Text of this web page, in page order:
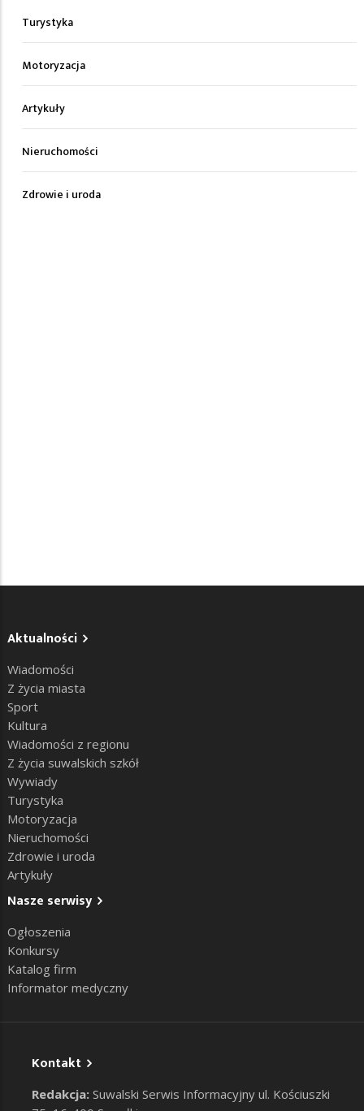
Turystyka
Motoryzacja
Artykuły
Nieruchomości
Zdrowie i uroda
Aktualności
Wiadomości
Z życia miasta
Sport
Kultura
Wiadomości z regionu
Z życia suwalskich szkół
Wywiady
Turystyka
Motoryzacja
Nieruchomości
Zdrowie i uroda
Artykuły
Nasze serwisy
Ogłoszenia
Konkursy
Katalog firm
Informator medyczny
Kontakt
Redakcja: Suwalski Serwis Informacyjny ul. Kościuszki